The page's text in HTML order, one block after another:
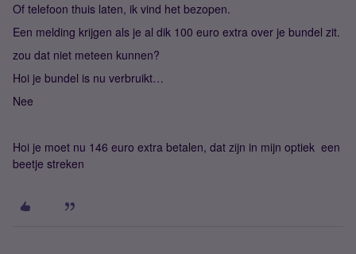
Of telefoon thuis laten, ik vind het bezopen.
Een melding krijgen als je al dik 100 euro extra over je bundel zit.
zou dat niet meteen kunnen?
Hoi je bundel is nu verbruikt…
Nee
Hoi je moet nu 146 euro extra betalen, dat zijn in mijn optiek een
beetje streken